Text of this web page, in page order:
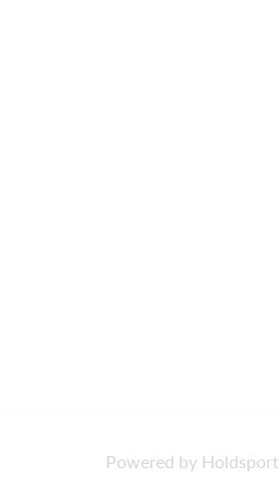
Powered by Holdsport